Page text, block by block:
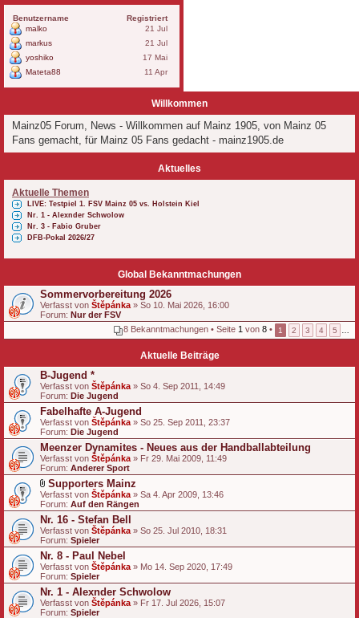
Willkommen
Mainz05 Forum, News - Willkommen auf Mainz 1905, von Mainz 05
Fans gemacht, für Mainz 05 Fans gedacht - mainz1905.de
Aktuelles
Aktuelle Themen
LIVE: Testpiel 1. FSV Mainz 05 vs. Holstein Kiel
Nr. 1 - Alexnder Schwolow
Nr. 3 - Fabio Gruber
DFB-Pokal 2026/27
Global Bekanntmachungen
Sommervorbereitung 2026
Verfasst von Štěpánka » So 10. Mai 2026, 16:00
Forum: Nur der FSV
8 Bekanntmachungen • Seite 1 von 8 • 1 2 3 4 5
Aktuelle Beiträge
B-Jugend *
Verfasst von Štěpánka » So 4. Sep 2011, 14:49
Forum: Die Jugend
Fabelhafte A-Jugend
Verfasst von Štěpánka » So 25. Sep 2011, 23:37
Forum: Die Jugend
Meenzer Dynamites - Neues aus der Handballabteilung
Verfasst von Štěpánka » Fr 29. Mai 2009, 11:49
Forum: Anderer Sport
D
a
t
e
i
a
n
h
a
n
g
Supporters Mainz
Verfasst von Štěpánka » Sa 4. Apr 2009, 13:46
Forum: Auf den Rängen
Nr. 16 - Stefan Bell
Verfasst von Štěpánka » So 25. Jul 2010, 18:31
Forum: Spieler
Nr. 8 - Paul Nebel
Verfasst von Štěpánka » Mo 14. Sep 2020, 17:49
Forum: Spieler
Nr. 1 - Alexnder Schwolow
Verfasst von Štěpánka » Fr 17. Jul 2026, 15:07
Forum: Spieler
Benutzername
Registriert
malko
21 Jul
markus
21 Jul
yoshiko
17 Mai
Mateta88
11 Apr